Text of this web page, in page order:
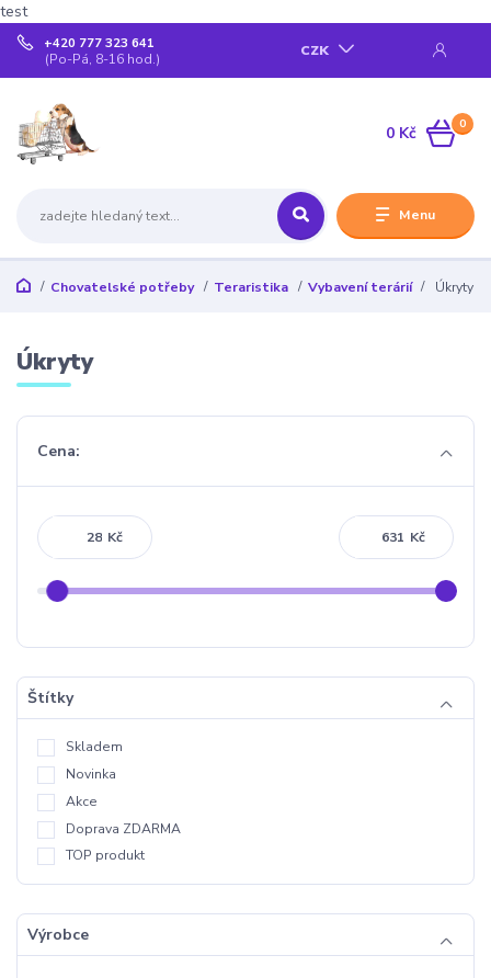
test
Menu
CZK
+420 777 323 641
(Po-Pá, 8-16 hod.)
0
0 Kč
Chovatelské potřeby Teraristika Vybavení terárií Úkryty
Úkryty
Cena:
Kč Kč
Štítky
Skladem
Novinka
Akce
Doprava ZDARMA
TOP produkt
Výrobce